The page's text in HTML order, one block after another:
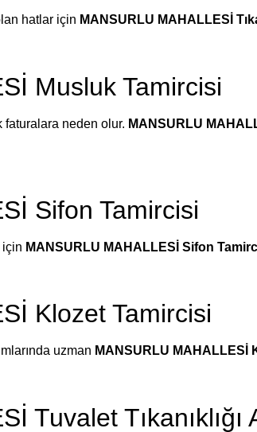
hatlar için MANSURLU MAHALLESİ
Musluk Tamircisi
neden olur. MANSURLU
Sifon Tamircisi
için MANSURLU MAHALLESİ Sifon
Klozet Tamircisi
uzman MANSURLU MAHALLESİ
Tuvalet Tıkanıklığı